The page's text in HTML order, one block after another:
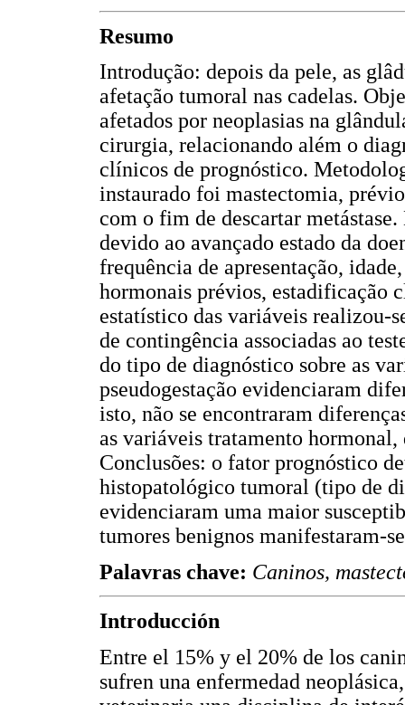
Resumo
Introdução: depois da pele, as
afetação tumoral nas cadelas.
afetados por neoplasias na
cirurgia, relacionando além o
clínicos de prognóstico.
instaurado foi mastectomia,
com o fim de descartar
devido ao avançado estado da
frequência de apresentação,
hormonais prévios, estadificação
estatístico das variáveis realizou-
de contingência associadas ao
do tipo de diagnóstico sobre as
pseudogestação evidenciaram
isto, não se encontraram
as variáveis tratamento
Conclusões: o fator prognóstico
histopatológico tumoral (tipo de
evidenciaram uma maior
tumores benignos manifestaram-
Palavras chave: Caninos,
Introducción
Entre el 15% y el 20% de los
sufren una enfermedad